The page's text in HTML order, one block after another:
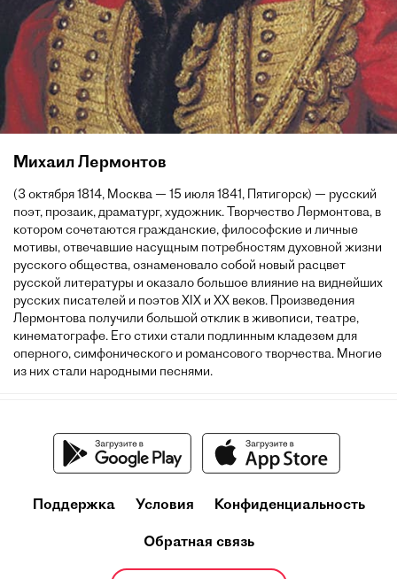
Михаил Лермонтов
(3 октября 1814, Москва — 15 июля 1841, Пятигорск) — русский
поэт, прозаик, драматург, художник. Творчество Лермонтова, в
котором сочетаются гражданские, философские и личные
мотивы, отвечавшие насущным потребностям духовной жизни
русского общества, ознаменовало собой новый расцвет
русской литературы и оказало большое влияние на виднейших
русских писателей и поэтов XIX и XX веков. Произведения
Лермонтова получили большой отклик в живописи, театре,
кинематографе. Его стихи стали подлинным кладезем для
оперного, симфонического и романсового творчества. Многие
из них стали народными песнями.
Поддержка Условия Конфиденциальность
Обратная связь